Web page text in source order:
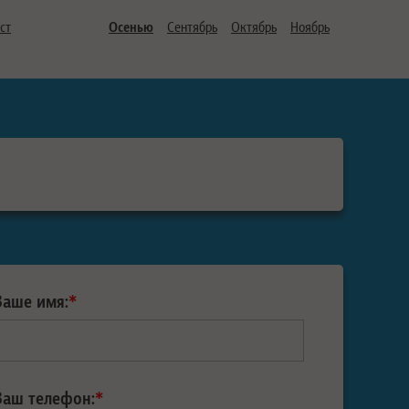
Осенью Сентябрь Октябрь Ноябрь
имя:*
телефон:*